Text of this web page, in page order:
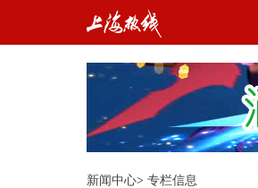
新闻中心> 专栏信息